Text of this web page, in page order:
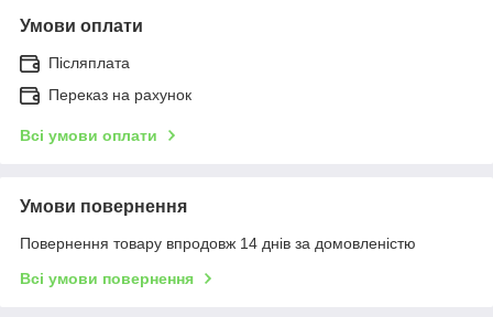
Умови оплати
Післяплата
Переказ на рахунок
Всі умови оплати
Умови повернення
Повернення товару впродовж 14 днів за домовленістю
Всі умови повернення